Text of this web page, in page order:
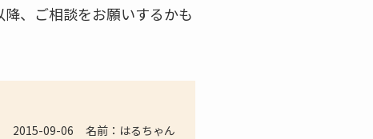
、ご相談をお願いするかも
2015-09-06 名前：はるちゃん